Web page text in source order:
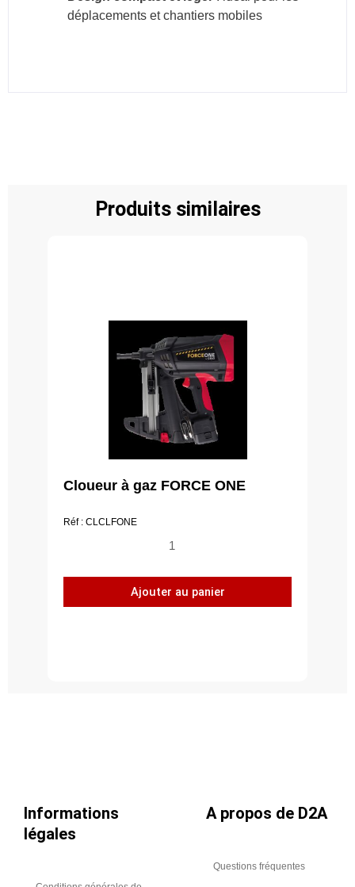
déplacements et chantiers mobiles
Produits similaires
Cloueur à gaz FORCE ONE
Réf : CLCLFONE
quantité
Cloueur
à
Ajouter au panier
Informations
légales
A propos de D2A
Questions fréquentes